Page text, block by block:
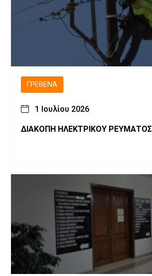
ΓΡΕΒΕΝΆ
1 Ιουλίου 2026
ΔΙΑΚΟΠΗ ΗΛΕΚΤΡΙΚΟΥ ΡΕΥΜΑΤΟΣ